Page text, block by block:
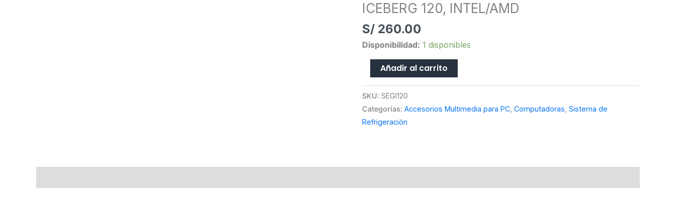
ICEBERG 120, INTEL/AMD
S/ 260.00
Disponibilidad: 1 disponibles
INTEL/AMD
cantidad
Añadir al carrito
SKU: SEGI120
Categorías: Accesorios Multimedia para PC, Computadoras, Sistema de
Refrigeración